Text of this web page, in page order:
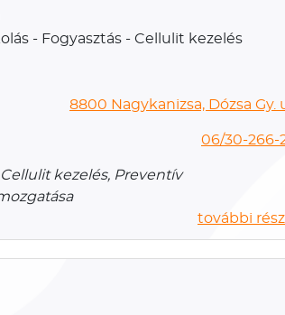
- Fogyasztás - Cellulit kezelés
8800 Nagykanizsa, Dózsa Gy.
06/30-266-
Cellulit kezelés, Preventív
további